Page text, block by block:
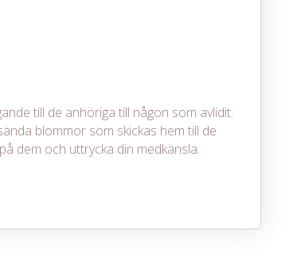
till de anhöriga till någon som avlidit.
blommor som skickas hem till de
dem och uttrycka din medkänsla.